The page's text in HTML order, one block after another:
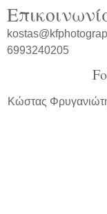
6993240205
Κώστας